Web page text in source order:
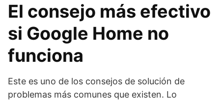
El consejo más efectivo
si Google Home no
funciona
Este es uno de los consejos de solución de
problemas más comunes que existen. Lo